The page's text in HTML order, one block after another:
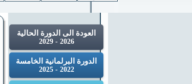
العودة الى الدورة الحالية
2026 - 2029
الدورة البرلمانية الخامسة
2022 - 2025